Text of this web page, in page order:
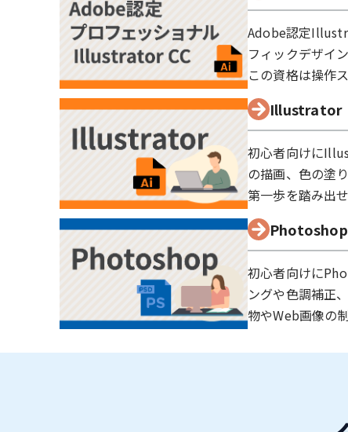
Adobe認定
フィックデザイ
この資格は操作
Illustrator
初心者向けに
の描画、色の塗
第一歩を踏み出せ
Photoshop
初心者向けに
ングや色調補正
物やWeb画像の